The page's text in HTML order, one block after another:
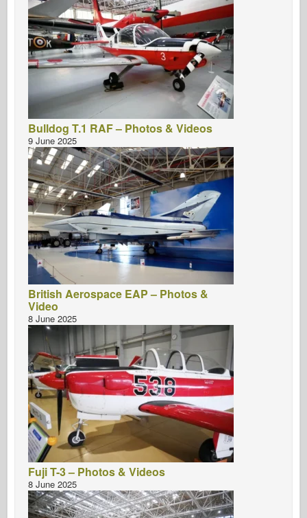
Bulldog T.1 RAF – Photos & Videos
9 June 2025
British Aerospace EAP – Photos &
Video
8 June 2025
Fuji T-3 – Photos & Videos
8 June 2025